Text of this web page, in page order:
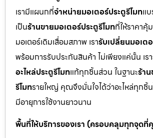
เรามีแผนกที่จำหน่ายมอเตอร์ประตูรีโมทแ
เป็นร้านขายมอเตอร์ประตูรีโมทที่ให้ราคาคุ้
มอเตอร์เดิมเสื่อมสภาพ เรารับเปลี่ยนมอเต
พร้อมการรับประกันสินค้า ไม่เพียงแค่นั้น เร
อะไหล่ประตูรีโมทแท้ทุกชิ้นส่วน ในฐานะร้า
รีโมทรายใหญ่ คุณจึงมั่นใจได้ว่าอะไหล่ทุกชิ้
มีอายุการใช้งานยาวนาน
พื้นที่ให้บริการของเรา (ครอบคลุมทุกจุด